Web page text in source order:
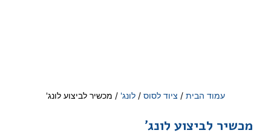
עמוד הבית / ציוד לסוס / לונג' / מכשיר לביצוע לונג'
מכשיר לביצוע לונג'